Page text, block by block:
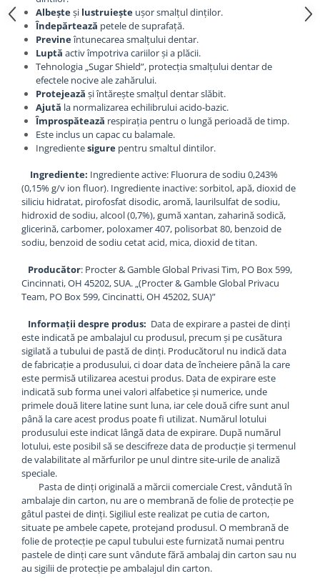
Albeșteși lustruiește ușor smalțul dinților.
Îndepărtează petele de suprafață.
Previneîntunecarea smalțului dentar.
Luptă activ împotriva cariilor și a plăcii.
Tehnologia „Sugar Shield”, protecția smalțului dentar de
efectele nocive ale zahărului.
Protejează și întărește smalțul dentar slăbit.
Ajută la normalizarea echilibrului acido-bazic.
Împrospătează respirația pentru o lungă perioadă de timp.
Este inclus un capac cu balamale.
Ingredientesigure pentru smaltul dintilor.
Ingrediente: Ingrediente active: Fluorura de sodiu 0,243%
(0,15% g/v ion fluor). Ingrediente inactive: sorbitol, apă, dioxid de
siliciu hidratat, pirofosfat disodic, aromă, laurilsulfat de sodiu,
hidroxid de sodiu, alcool (0,7%), gumă xantan, zaharină sodică,
glicerină, carbomer, poloxamer 407, polisorbat 80, benzoid de
sodiu, benzoid de sodiu cetat acid, mica, dioxid de titan.
Producător: Procter & Gamble Global Privasi Tim, PO Box 599,
Cincinnati, OH 45202, SUA. „(Procter & Gamble Global Privacu
Team, PO Box 599, Cincinatti, OH 45202, SUA)”
Informații despre produs: Data de expirare a pastei de dinți
este indicată pe ambalajul cu produsul, precum și pe cusătura
sigilată a tubului de pastă de dinți. Producătorul nu indică data
de fabricație a produsului, ci doar data de încheiere până la care
este permisă utilizarea acestui produs. Data de expirare este
indicată sub forma unei valori alfabetice și numerice, unde
primele două litere latine sunt luna, iar cele două cifre sunt anul
până la care acest produs poate fi utilizat. Numărul lotului
produsului este indicat lângă data de expirare. După numărul
lotului, este posibil să se descifreze data de producție și termenul
de valabilitate al mărfurilor pe unul dintre site-urile de analiză
speciale.
Pasta de dinți originală a mărcii comerciale Crest, vândută în
ambalaje din carton, nu are o membrană de folie de protecție pe
gâtul pastei de dinți. Sigiliul este realizat pe cutia de carton,
situate pe ambele capete, protejand produsul. O membrană de
folie de protecție pe capul tubului este furnizată numai pentru
pastele de dinți care sunt vândute fără ambalaj din carton sau nu
au sigilii de protecție pe ambalajul din carton.